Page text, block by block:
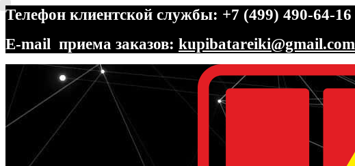
Телефон клиентской службы: +7 (499) 490-64-16
E-mail приема заказов: kupibatareiki@gmail.com
Перейти
навигации
Перейти
содержимому